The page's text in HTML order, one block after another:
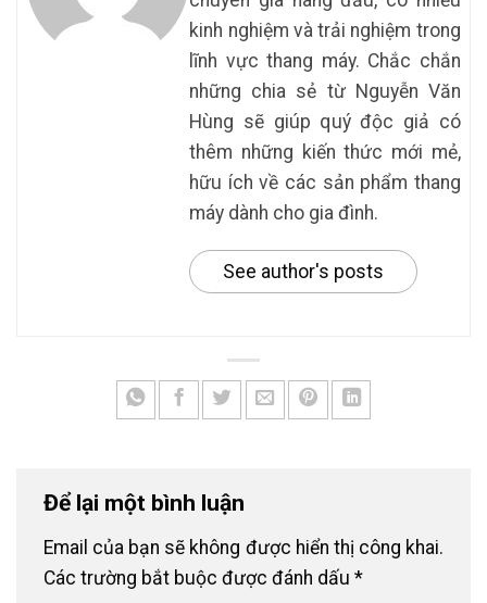
kinh nghiệm và trải nghiệm trong
lĩnh vực thang máy. Chắc chắn
những chia sẻ từ Nguyễn Văn
Hùng sẽ giúp quý độc giả có
thêm những kiến thức mới mẻ,
hữu ích về các sản phẩm thang
máy dành cho gia đình.
See author's posts
Để lại một bình luận
Email của bạn sẽ không được hiển thị công khai.
Các trường bắt buộc được đánh dấu *